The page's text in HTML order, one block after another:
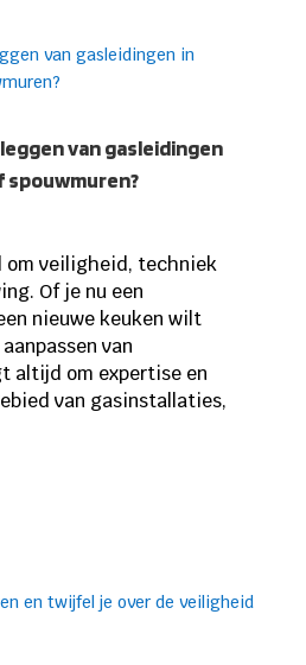
van gasleidingen
om veiligheid, techniek
Of je nu een
nieuwe keuken wilt
van
altijd om expertise en
van gasinstallaties,